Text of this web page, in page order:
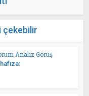
çekebilir
Analiz Görüş